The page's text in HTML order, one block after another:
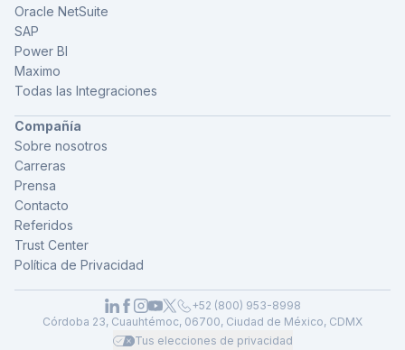
Oracle NetSuite
SAP
Power BI
Maximo
Todas las Integraciones
Compañía
Sobre nosotros
Carreras
Prensa
Contacto
Referidos
Trust Center
Política de Privacidad
Tus elecciones de privacidad
+52 (800) 953-8998
Córdoba 23, Cuauhtémoc, 06700, Ciudad de México, CDMX